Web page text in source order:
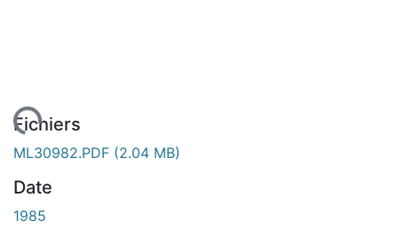
En cours de chargement...
Fichiers
ML30982.PDF (2.04 MB)
Date
1985